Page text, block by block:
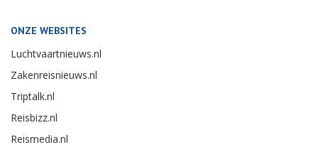
ONZE WEBSITES
Luchtvaartnieuws.nl
Zakenreisnieuws.nl
Triptalk.nl
Reisbizz.nl
Reismedia.nl